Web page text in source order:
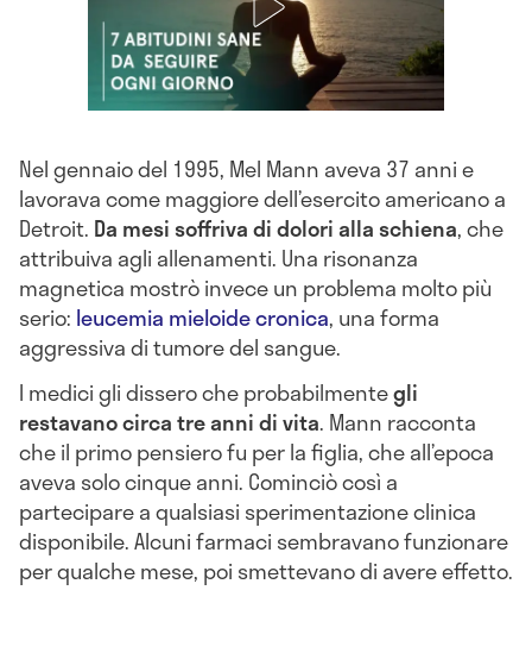
Nel gennaio del 1995, Mel Mann aveva 37 anni e
lavorava come maggiore dell’esercito americano a
Detroit. Da mesi soffriva di dolori alla schiena, che
attribuiva agli allenamenti. Una risonanza
magnetica mostrò invece un problema molto più
serio: leucemia mieloide cronica, una forma
aggressiva di tumore del sangue.
I medici gli dissero che probabilmentegli
restavano circa tre anni di vita. Mann racconta
che il primo pensiero fu per la figlia, che all’epoca
aveva solo cinque anni. Cominciò così a
partecipare a qualsiasi sperimentazione clinica
disponibile. Alcuni farmaci sembravano funzionare
per qualche mese, poi smettevano di avere effetto.